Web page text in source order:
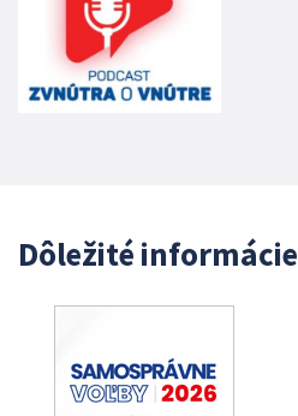
Dôležité informácie